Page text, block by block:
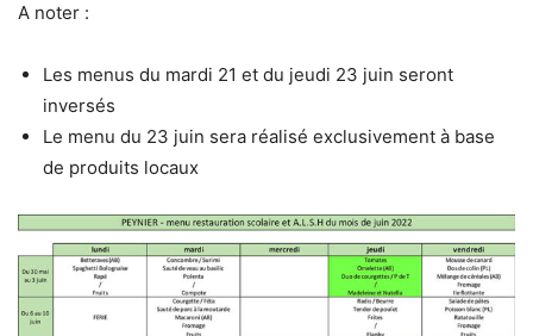
A noter :
Les menus du mardi 21 et du jeudi 23 juin seront
inversés
Le menu du 23 juin sera réalisé exclusivement à base
de produits locaux